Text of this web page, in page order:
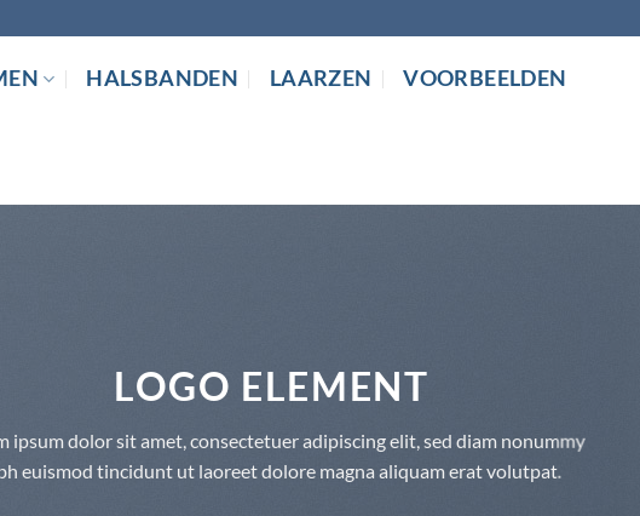
HALSBANDEN LAARZEN VOORBEELDEN
LOGO ELEMENT
ipsum dolor sit amet, consectetuer adipiscing elit, sed diam nonummy
euismod tincidunt ut laoreet dolore magna aliquam erat volutpat.